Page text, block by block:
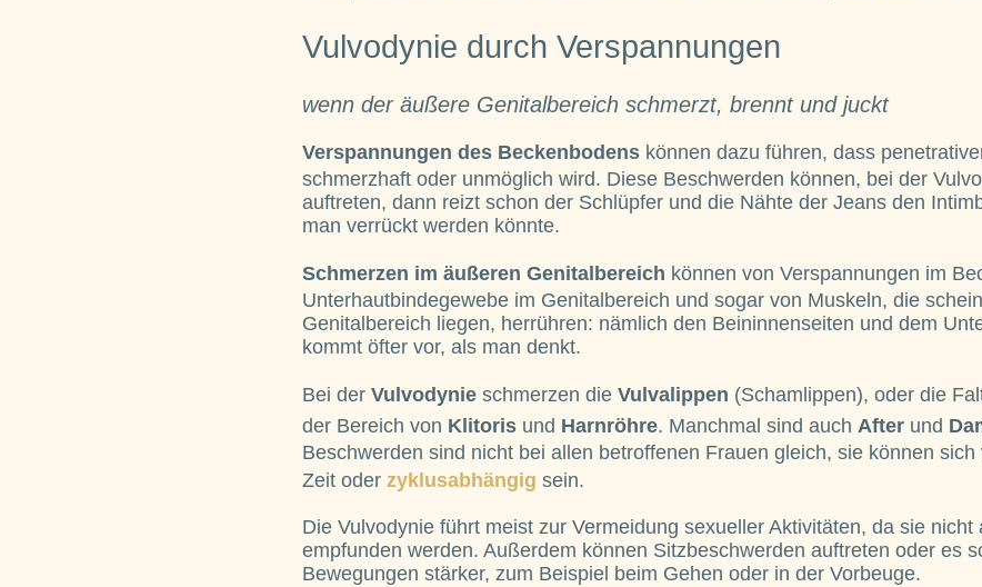
Vulvodynie durch Verspannungen
wenn der äußere Genitalbereich schmerzt, brennt und juckt
Verspannungen des Beckenbodens können dazu führen, dass
schmerzhaft oder unmöglich wird. Diese Beschwerden können, bei der
auftreten, dann reizt schon der Schlüpfer und die Nähte der Jeans den
man verrückt werden könnte.
Schmerzen im äußeren Genitalbereich können von Verspannungen im
Unterhautbindegewebe im Genitalbereich und sogar von Muskeln, die
Genitalbereich liegen, herrühren: nämlich den Beininnenseiten und dem
kommt öfter vor, als man denkt.
Bei der Vulvodynie schmerzen die Vulvalippen (Schamlippen), oder die
der Bereich von Klitoris und Harnröhre. Manchmal sind auch After und
Beschwerden sind nicht bei allen betroffenen Frauen gleich, sie können
Zeit oder zyklusabhängig sein.
Die Vulvodynie führt meist zur Vermeidung sexueller Aktivitäten, da sie nicht
empfunden werden. Außerdem können Sitzbeschwerden auftreten oder es
Bewegungen stärker, zum Beispiel beim Gehen oder in der Vorbeuge.